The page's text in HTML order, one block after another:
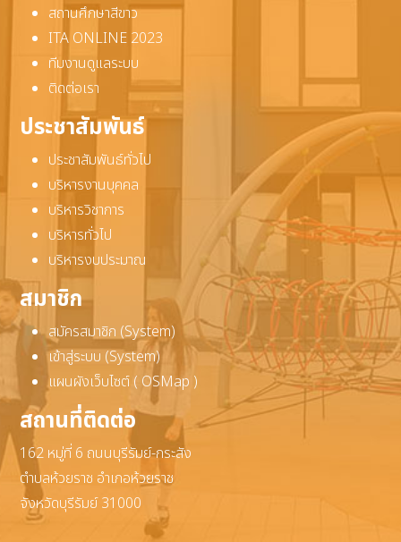
สถานศึกษาสีขาว
ITA ONLINE 2023
ทีมงานดูแลระบบ
ติดต่อเรา
ประชาสัมพันธ์
ประชาสัมพันธ์ทั่วไป
บริหารงานบุคคล
บริหารวิชาการ
บริหารทั่วไป
บริหารงบประมาณ
สมาชิก
สมัครสมาชิก (System)
เข้าสู่ระบบ (System)
แผนผังเว็บไซต์ ( OSMap )
สถานที่ติดต่อ
162 หมู่ที่ 6 ถนนบุรีรัมย์-กระสัง
ตำบลห้วยราช อำเภอห้วยราช
จังหวัดบุรีรัมย์ 31000